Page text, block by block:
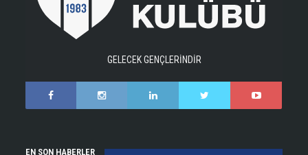
GELECEK GENÇLERİNDİR
EN SON HABERLER